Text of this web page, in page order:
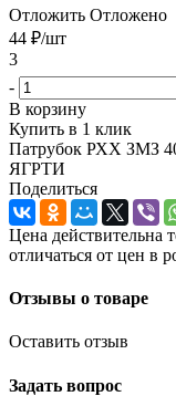
Отложить Отложено
44 ₽/шт
3
-
В корзину
Купить в 1 клик
Патрубок РХХ ЗМЗ
ЯГРТИ
Поделиться
Цена действительна
отличаться от цен в
Отзывы о товаре
Оставить отзыв
Задать вопрос